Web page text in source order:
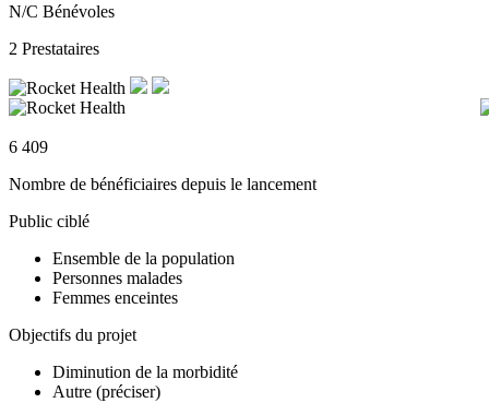
N/C Bénévoles
2 Prestataires
6 409
Nombre de bénéficiaires depuis le lancement
Public ciblé
Ensemble de la population
Personnes malades
Femmes enceintes
Objectifs du projet
Diminution de la morbidité
Autre (préciser)